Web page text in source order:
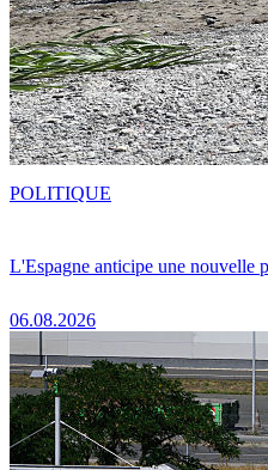
L'Espagne anticipe une nouvelle
06.08.2026
POLITIQUE